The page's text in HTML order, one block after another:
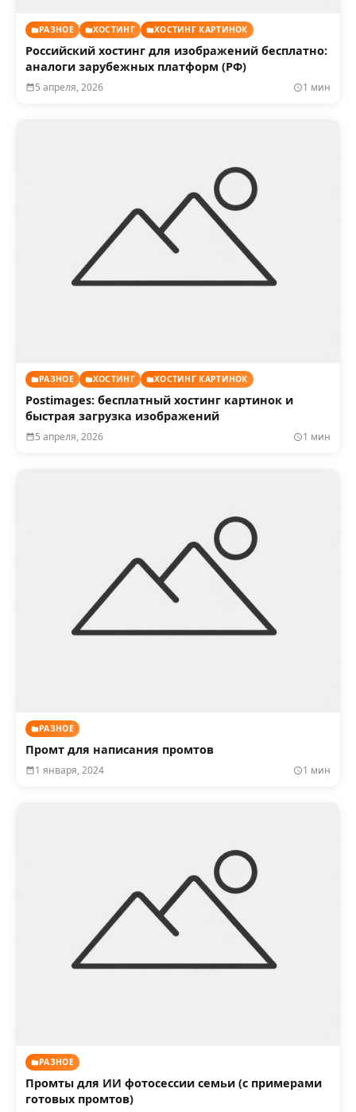
РАЗНОЕ ХОСТИНГ ХОСТИНГ КАРТИНОК
Российский хостинг для изображений бесплатно:
аналоги зарубежных платформ (РФ)
5 апреля, 2026 1 мин
РАЗНОЕ ХОСТИНГ ХОСТИНГ КАРТИНОК
Postimages: бесплатный хостинг картинок и
быстрая загрузка изображений
5 апреля, 2026 1 мин
РАЗНОЕ
Промт для написания промтов
1 января, 2024 1 мин
РАЗНОЕ
Промты для ИИ фотосессии семьи (с примерами
готовых промтов)